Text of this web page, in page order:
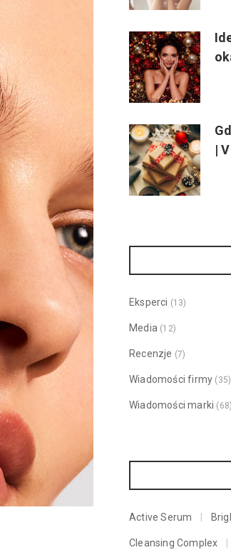
|
Eksperci (13)
Media (12)
Recenzje (7)
Wiadomości firmy (35)
Wiadomości marki (68)
Active Serum
Cleansing Complex